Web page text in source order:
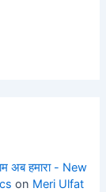
अब हमारा - New
on Meri Ulfat